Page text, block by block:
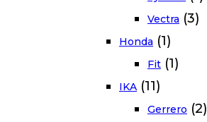
Vectra (3)
Honda (1)
Fit (1)
IKA (11)
Gerrero (2)